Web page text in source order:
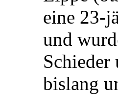
eine 23-
und
Schieder
bislang